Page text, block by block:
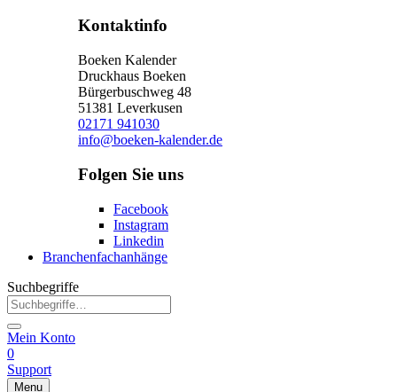
Kontaktinfo
Boeken Kalender
Druckhaus Boeken
Bürgerbuschweg 48
51381 Leverkusen
02171 941030
info@boeken-kalender.de
Folgen Sie uns
Facebook
Instagram
Linkedin
Branchenfachanhänge
Suchbegriffe
Mein Konto
0
Support
Menu